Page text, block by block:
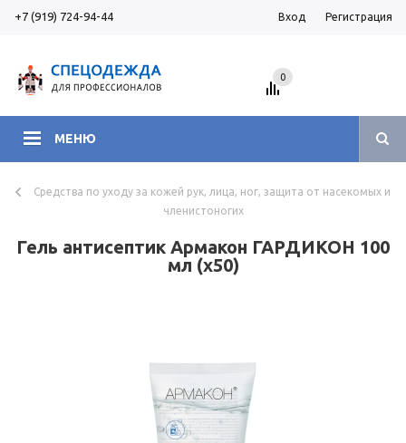
+7 (919) 724-94-44 Вход Регистрация
МЕНЮ
0
Средства по уходу за кожей рук, лица, ног, защита от насекомых и
членистоногих
Гель антисептик Армакон ГАРДИКОН 100
мл (х50)